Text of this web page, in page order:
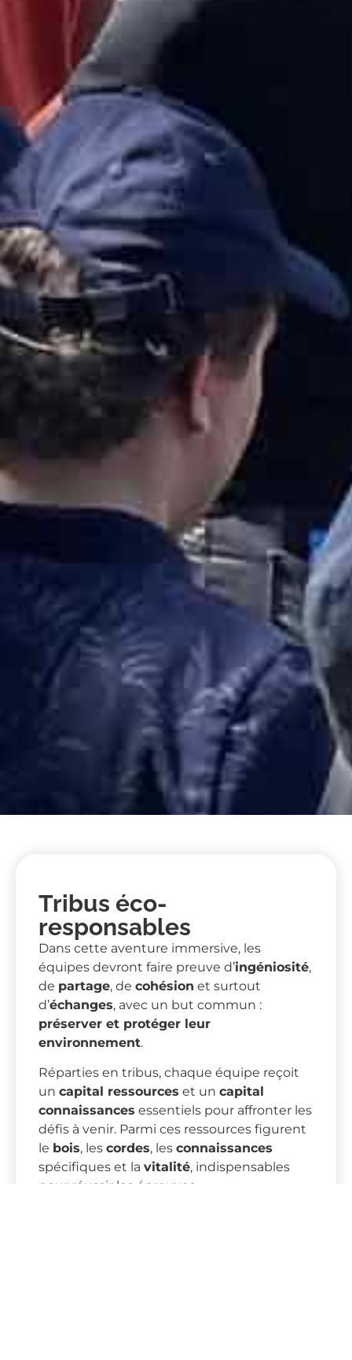
Tribus éco-
responsables
Dans cette aventure immersive, les
équipes devront faire preuve d’ingéniosité,
de partage, de cohésion et surtout
d’échanges, avec un but commun :
préserver et protéger leur
environnement.
Réparties en tribus, chaque équipe reçoit
un capital ressources et un capital
connaissances essentiels pour affronter les
défis à venir. Parmi ces ressources figurent
le bois, les cordes, les connaissances
spécifiques et la vitalité, indispensables
pour réussir les épreuves.